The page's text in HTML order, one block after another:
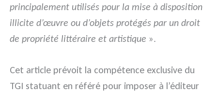
principalement utilisés pour la mise à disposition
illicite d’œuvre ou d’objets protégés par un droit
de propriété littéraire et artistique ».
Cet article prévoit la compétence exclusive du
TGI statuant en référé pour imposer à l’éditeur